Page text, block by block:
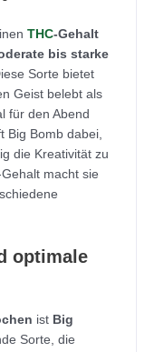
THC-Gehalt
bis starke
Sorte bietet
Geist belebt als
für den Abend
Big Bomb dabei,
die Kreativität zu
macht sie
optimale
ist Big
Sorte, die